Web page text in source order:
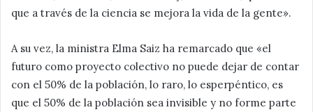
que a través de la ciencia se mejora la vida de la gente».
A su vez, la ministra Elma Saiz ha remarcado que «el
futuro como proyecto colectivo no puede dejar de contar
con el 50% de la población, lo raro, lo esperpéntico, es
que el 50% de la población sea invisible y no forme parte